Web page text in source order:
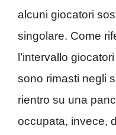
alcuni giocatori
singolare. Come
l’intervallo
sono rimasti negli
rientro su una
occupata, invece,